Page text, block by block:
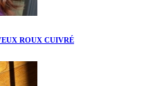
ROUX CUIVRÉ